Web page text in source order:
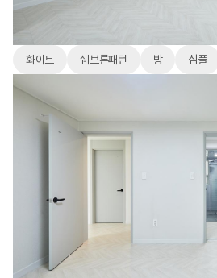
화이트 쉐브론패턴 방 심플